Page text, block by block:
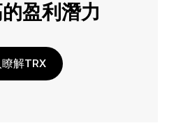
盈利潛力
解TRX